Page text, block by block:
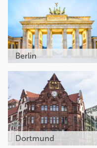
Berlin
Dortmund